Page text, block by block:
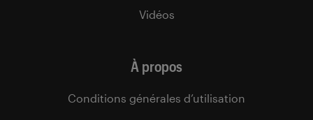
Vidéos
À propos
Conditions générales d’utilisation